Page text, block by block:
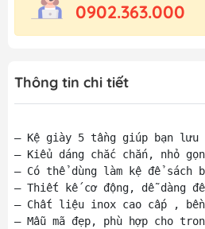
0902.363.000
Thông tin chi tiết
– Kệ giày 5 tầng giúp bạn lưu
– Kiểu dáng chắc chắn, nhỏ
– Có thể dùng làm kệ để sách
– Thiết kế cơ động, dễ dàng
– Chất liệu inox cao cấp ,
– Mẫu mã đẹp, phù hợp cho